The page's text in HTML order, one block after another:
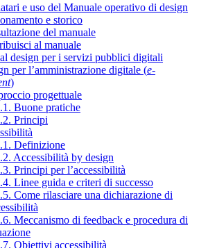
e uso del Manuale operativo di design
e storico
del manuale
al manuale
design per i servizi pubblici digitali
per l’amministrazione digitale (e-
)
progettuale
Buone pratiche
Principi
Definizione
Accessibilità by design
Principi per l’accessibilità
Linee guida e criteri di successo
Come rilasciare una dichiarazione di
Meccanismo di feedback e procedura di
Obiettivi accessibilità